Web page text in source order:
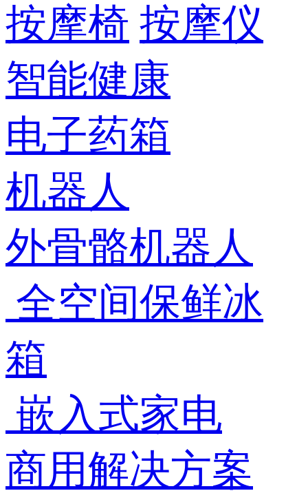
按摩椅 按摩仪
智能健康
电子药箱
机器人
外骨骼机器人
全空间保鲜冰
箱
嵌入式家电
商用解决方案